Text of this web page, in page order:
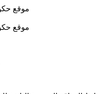
موقع
موقع